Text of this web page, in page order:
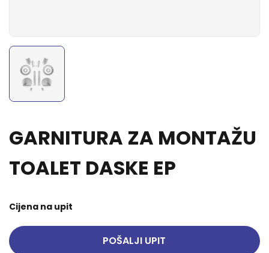
GARNITURA ZA MONTAŽU
TOALET DASKE EP
Cijena na upit
POŠALJI UPIT